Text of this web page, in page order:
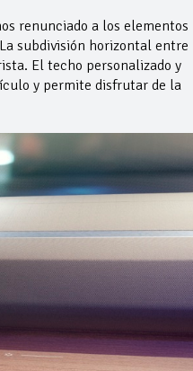
renunciado a los elementos
subdivisión horizontal entre
El techo personalizado y
y permite disfrutar de la